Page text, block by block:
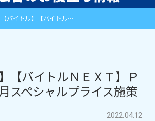
【バイトル】【バイトルＮＥＸＴ】Ｐ系商品、５月スペシャルプライス施策
【バイトルＮＥＸＴ】Ｐ
スペシャルプライス施策
2022.04.12